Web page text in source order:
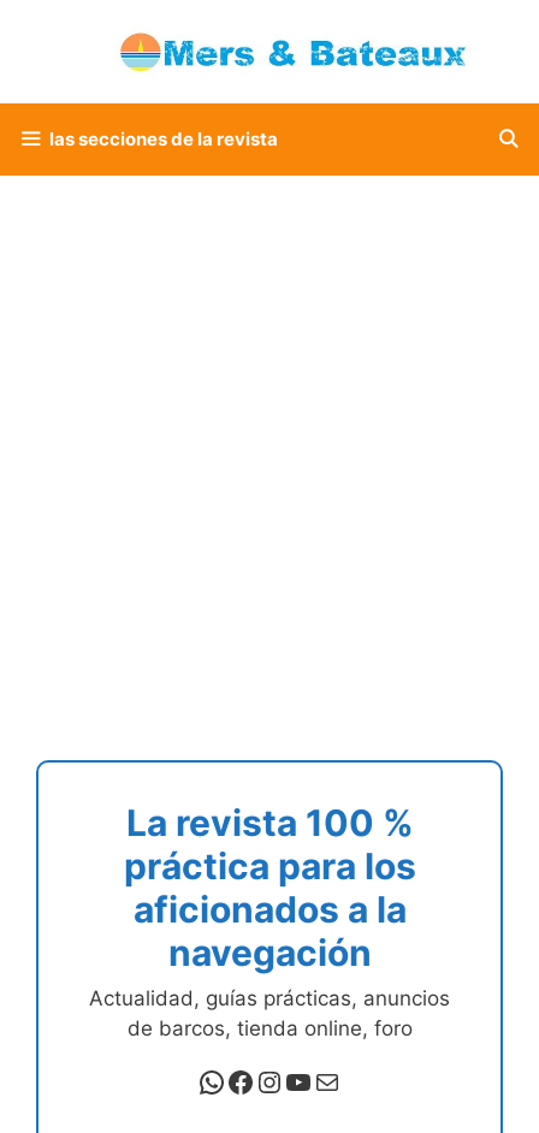
las secciones de la revista
La revista 100 %
práctica para los
aficionados a la
navegación
Actualidad, guías prácticas, anuncios
de barcos, tienda online, foro
WhatsApp
Facebook
Instagram
YouTube
Correo electrónico